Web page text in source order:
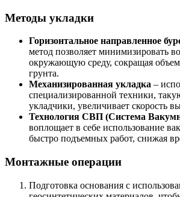
Методы укладки
Горизонтальное направленное
метод позволяет минимизировать
окружающую среду, сокращая
грунта.
Механизированная укладка –
специализированной техники,
укладчики, увеличивает скорость
Технология СВП (Система
воплощает в себе использование
быстро подъемных работ, снижая
Монтажные операции
Подготовка основания с